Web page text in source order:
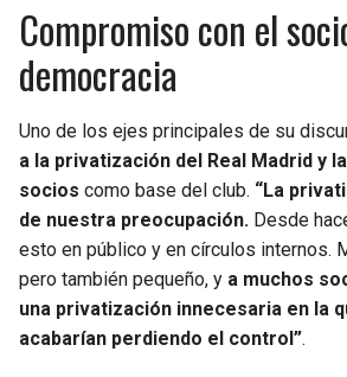
Compromiso con el
democracia
Uno de los ejes principales de su
a la privatización del Real Madrid y
socios como base del club. “La
de nuestra preocupación. Desde
esto en público y en círculos internos.
pero también pequeño, y a muchos
una privatización innecesaria en la
acabarían perdiendo el control”.